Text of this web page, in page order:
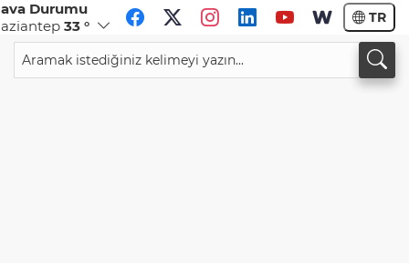
Durumu
33 ° TR
CHF
59,0293 %0,79
34,2087